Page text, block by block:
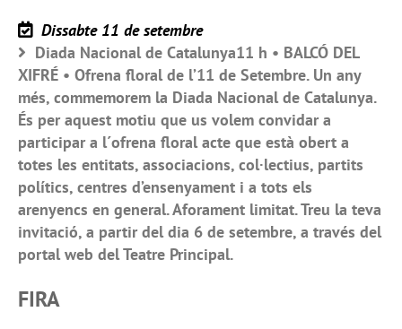
Dissabte 11 de setembre
Diada Nacional de Catalunya11 h • BALCÓ DEL
XIFRÉ • Ofrena floral de l’11 de Setembre. Un any
més, commemorem la Diada Nacional de Catalunya.
És per aquest motiu que us volem convidar a
participar a l´ofrena floral acte que està obert a
totes les entitats, associacions, col·lectius, partits
polítics, centres d’ensenyament i a tots els
arenyencs en general. Aforament limitat. Treu la teva
invitació, a partir del dia 6 de setembre, a través del
portal web del Teatre Principal.
FIRA